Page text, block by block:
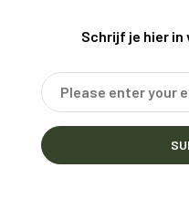
Schrijf je hier in